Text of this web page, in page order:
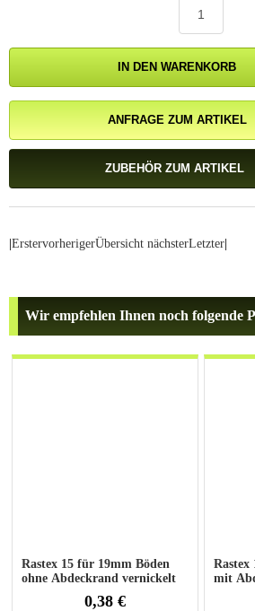
IN DEN WARENKORB
ANFRAGE ZUM ARTIKEL
ZUBEHÖR ZUM ARTIKEL
|ErstervorherigerÜbersicht nächsterLetzter|
Wir empfehlen Ihnen noch folgende
Rastex 15 für 19mm Böden
ohne Abdeckrand vernickelt
0,38 €
Rastex
mit